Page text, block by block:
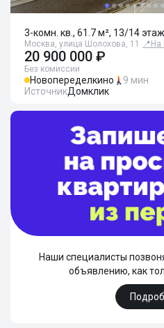
3-комн. кв., 61.7 м², 13/14 этаж
Москва, улица Шолохова, 11 📍 На
20 900 000 ₽
Без комиссии
Новопеределкино
9 мин
ИсточникДомклик
Наши специалисты
объявлению, как